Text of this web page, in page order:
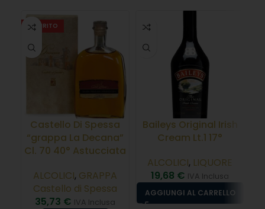
ESAURITO
Castello Di Spessa
“grappa La Decana”
Cl. 70 40° Astucciata
ALCOLICI, GRAPPA
Castello di Spessa
35,73 € IVA Inclusa
Baileys Original Irish
Cream Lt.1 17°
ALCOLICI, LIQUORE
19,68 € IVA Inclusa
AGGIUNGI AL CARRELLO